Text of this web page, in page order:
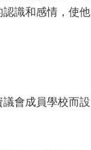
識和感情，使他
會成員學校而設